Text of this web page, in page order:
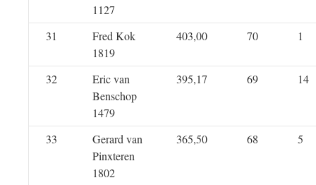
1127
31
Fred Kok
1819
403,00 70 1
32
Eric van
Benschop
1479
395,17 69 14
33
Gerard van
Pinxteren
1802
365,50 68 5